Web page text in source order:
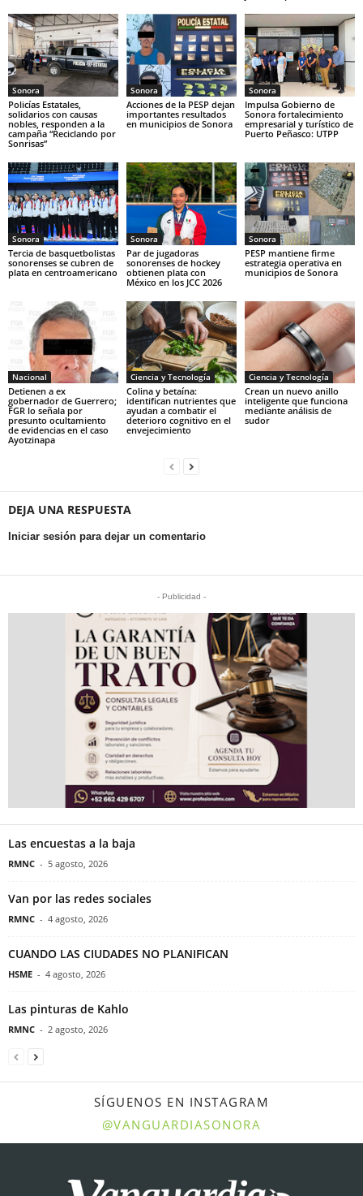
Sonora
Policías Estatales,
solidarios con causas
nobles, responden a la
campaña “Reciclando por
Sonrisas”
Sonora
Acciones de la PESP dejan
importantes resultados
en municipios de Sonora
Sonora
Impulsa Gobierno de
Sonora fortalecimiento
empresarial y turístico de
Puerto Peñasco: UTPP
Sonora
Tercia de basquetbolistas
sonorenses se cubren de
plata en centroamericano
Sonora
Par de jugadoras
sonorenses de hockey
obtienen plata con
México en los JCC 2026
Sonora
PESP mantiene firme
estrategia operativa en
municipios de Sonora
Nacional
Detienen a ex
gobernador de Guerrero;
FGR lo señala por
presunto ocultamiento
de evidencias en el caso
Ayotzinapa
Ciencia y Tecnología
Colina y betaína:
identifican nutrientes que
ayudan a combatir el
deterioro cognitivo en el
envejecimiento
Ciencia y Tecnología
Crean un nuevo anillo
inteligente que funciona
mediante análisis de
sudor
DEJA UNA RESPUESTA
Iniciar sesión para dejar un comentario
- Publicidad -
Las encuestas a la baja
RMNC - 5 agosto, 2026
Van por las redes sociales
RMNC - 4 agosto, 2026
CUANDO LAS CIUDADES NO PLANIFICAN
HSME - 4 agosto, 2026
Las pinturas de Kahlo
RMNC - 2 agosto, 2026
SÍGUENOS EN INSTAGRAM
@VANGUARDIASONORA